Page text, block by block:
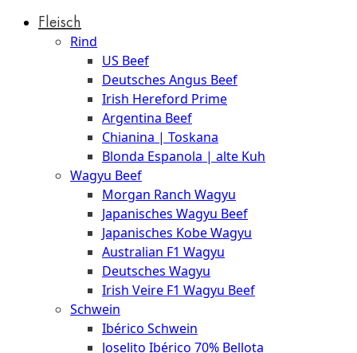
TheFleisch
Rind
US Beef
Deutsches Angus Beef
Irish Hereford Prime
Argentina Beef
Chianina | Toskana
Blonda Espanola | alte Kuh
Wagyu Beef
Morgan Ranch Wagyu
Japanisches Wagyu Beef
Japanisches Kobe Wagyu
Australian F1 Wagyu
Deutsches Wagyu
Irish Veire F1 Wagyu Beef
Schwein
Ibérico Schwein
Joselito Ibérico 70% Bellota